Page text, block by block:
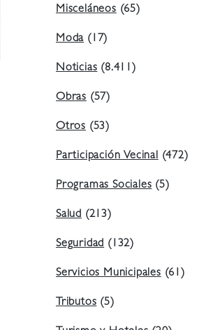
Misceláneos(65)
Moda(17)
Noticias(8.411)
Obras (57)
Otros (53)
Participación Vecinal(472)
Programas Sociales(5)
Salud (213)
Seguridad(132)
Servicios Municipales(61)
Tributos(5)